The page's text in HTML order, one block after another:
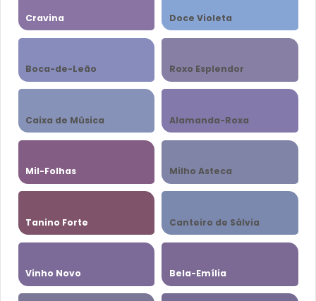
Cravina Doce Violeta
Boca-de-Leão Roxo Esplendor
Caixa de Música Alamanda-Roxa
Mil-Folhas Milho Asteca
Tanino Forte Canteiro de Sálvia
Vinho Novo Bela-Emília